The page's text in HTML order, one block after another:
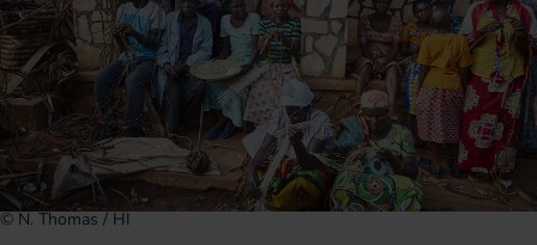
© N. Thomas / HI